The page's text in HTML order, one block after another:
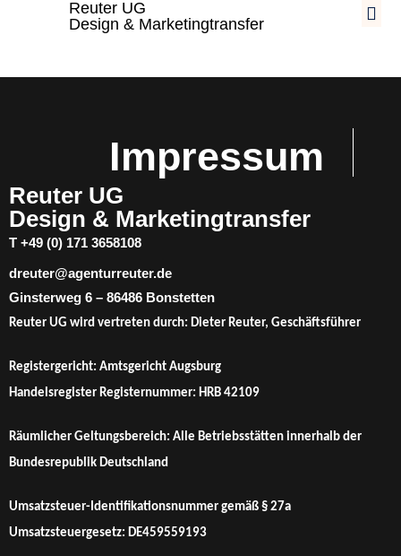
Reuter UG
Design & Marketingtransfer
Impressum
Reuter UG
Design & Marketingtransfer
T +49 (0) 171 3658108
dreuter@agenturreuter.de
Ginsterweg 6 – 86486 Bonstetten
Reuter UG wird vertreten durch: Dieter Reuter, Geschäftsführer
Registergericht: Amtsgericht Augsburg
Handelsregister Registernummer: HRB 42109
Räumlicher Geltungsbereich: Alle Betriebsstätten innerhalb der
Bundesrepublik Deutschland
Umsatzsteuer-Identifikationsnummer gemäß § 27a
Umsatzsteuergesetz: DE459559193